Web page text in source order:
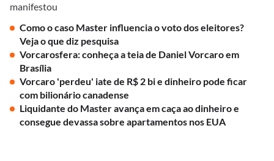
manifestou
Como o caso Master influencia o voto dos eleitores?
Veja o que diz pesquisa
Vorcarosfera: conheça a teia de Daniel Vorcaro em
Brasília
Vorcaro 'perdeu' iate de R$ 2 bi e dinheiro pode ficar
com bilionário canadense
Liquidante do Master avança em caça ao dinheiro e
consegue devassa sobre apartamentos nos EUA